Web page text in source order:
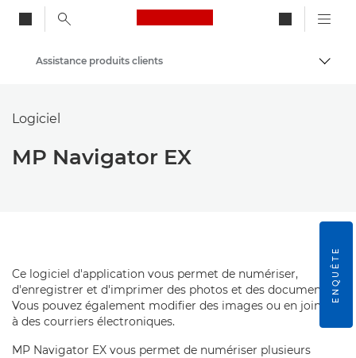
Canon Logo, back to
Assistance produits clients
Logiciel
MP Navigator EX
Ce logiciel d'application vous permet de numériser,
d'enregistrer et d'imprimer des photos et des documents.
Vous pouvez également modifier des images ou en joindre
à des courriers électroniques.
MP Navigator EX vous permet de numériser plusieurs
ENQUÊTE